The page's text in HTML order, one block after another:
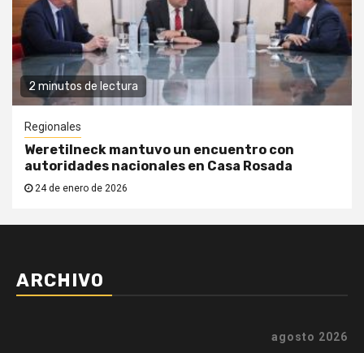
2 minutos de lectura
Regionales
Weretilneck mantuvo un encuentro con
autoridades nacionales en Casa Rosada
24 de enero de 2026
ARCHIVO
agosto 2026